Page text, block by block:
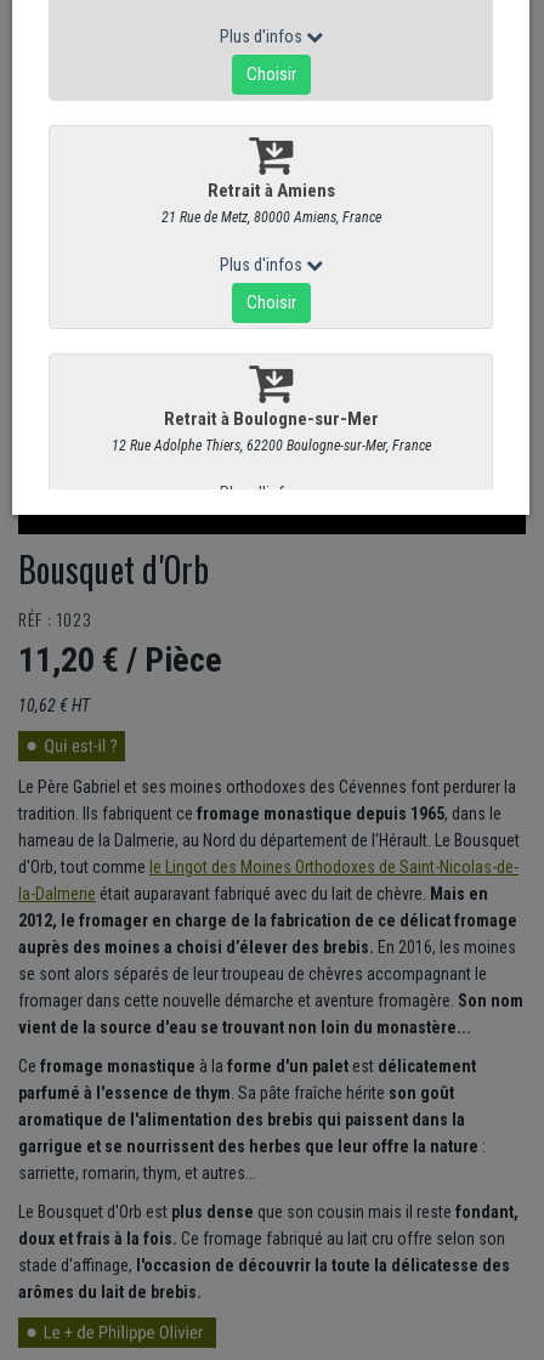
Bousquet d'Orb
RÉF : 1023
11,20 € / Pièce
10,62 € HT
Le Père Gabriel et ses moines orthodoxes des Cévennes font perdurer la
tradition. Ils fabriquent ce fromage monastique depuis 1965, dans le
hameau de la Dalmerie, au Nord du département de l'Hérault. Le Bousquet
d'Orb, tout comme le Lingot des Moines Orthodoxes de Saint-Nicolas-de-
la-Dalmerie était auparavant fabriqué avec du lait de chèvre. Mais en
2012, le fromager en charge de la fabrication de ce délicat fromage
auprès des moines a choisi d’élever des brebis. En 2016, les moines
se sont alors séparés de leur troupeau de chèvres accompagnant le
fromager dans cette nouvelle démarche et aventure fromagère. Son nom
vient de la source d'eau se trouvant non loin du monastère...
Ce fromage monastique à la forme d'un palet est délicatement
parfumé à l'essence de thym. Sa pâte fraîche hérite son goût
aromatique de l'alimentation des brebis qui paissent dans la
garrigue et se nourrissent des herbes que leur offre la nature :
sarriette, romarin, thym, et autres...
Le Bousquet d'Orb est plus dense que son cousin mais il reste fondant,
doux et frais à la fois. Ce fromage fabriqué au lait cru offre selon son
stade d'affinage, l'occasion de découvrir la toute la délicatesse des
arômes du lait de brebis.